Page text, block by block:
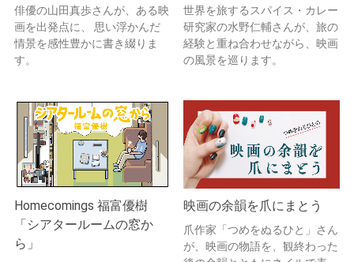
俳優の山田真歩さんが、ある映
画を出発点に、 思い浮かんだ
情景を感性豊かに書き綴りま
す。
世界を旅するスパイス・カレー
研究家の水野仁輔さんが、旅の
経験と重ね合わせながら、映画
の風景を巡ります。
Homecomings 福富優樹
「シアタールームの窓か
ら」
映画の余韻を爪にまとう
爪作家「つめをぬるひと」さん
が、映画の物語を、観終わった